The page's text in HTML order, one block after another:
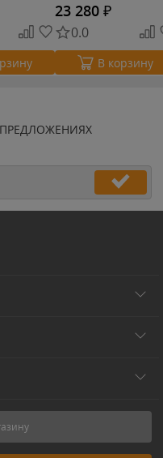
23 280 ₽
0.0
В корзину